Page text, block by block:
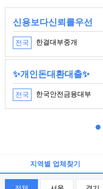
신용보다신뢰를우선
전국 한결대부중개
✨개인돈대환대출✨
전국 한국안전금융대부
지역별 업체찾기